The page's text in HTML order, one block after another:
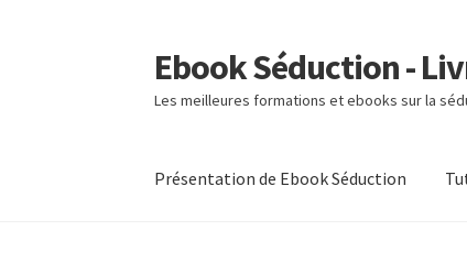
Aller
à
la
Aller
au
contenu
Ebook Séduction -
Les meilleures formations et ebooks sur la
Présentation de Ebook Séduction